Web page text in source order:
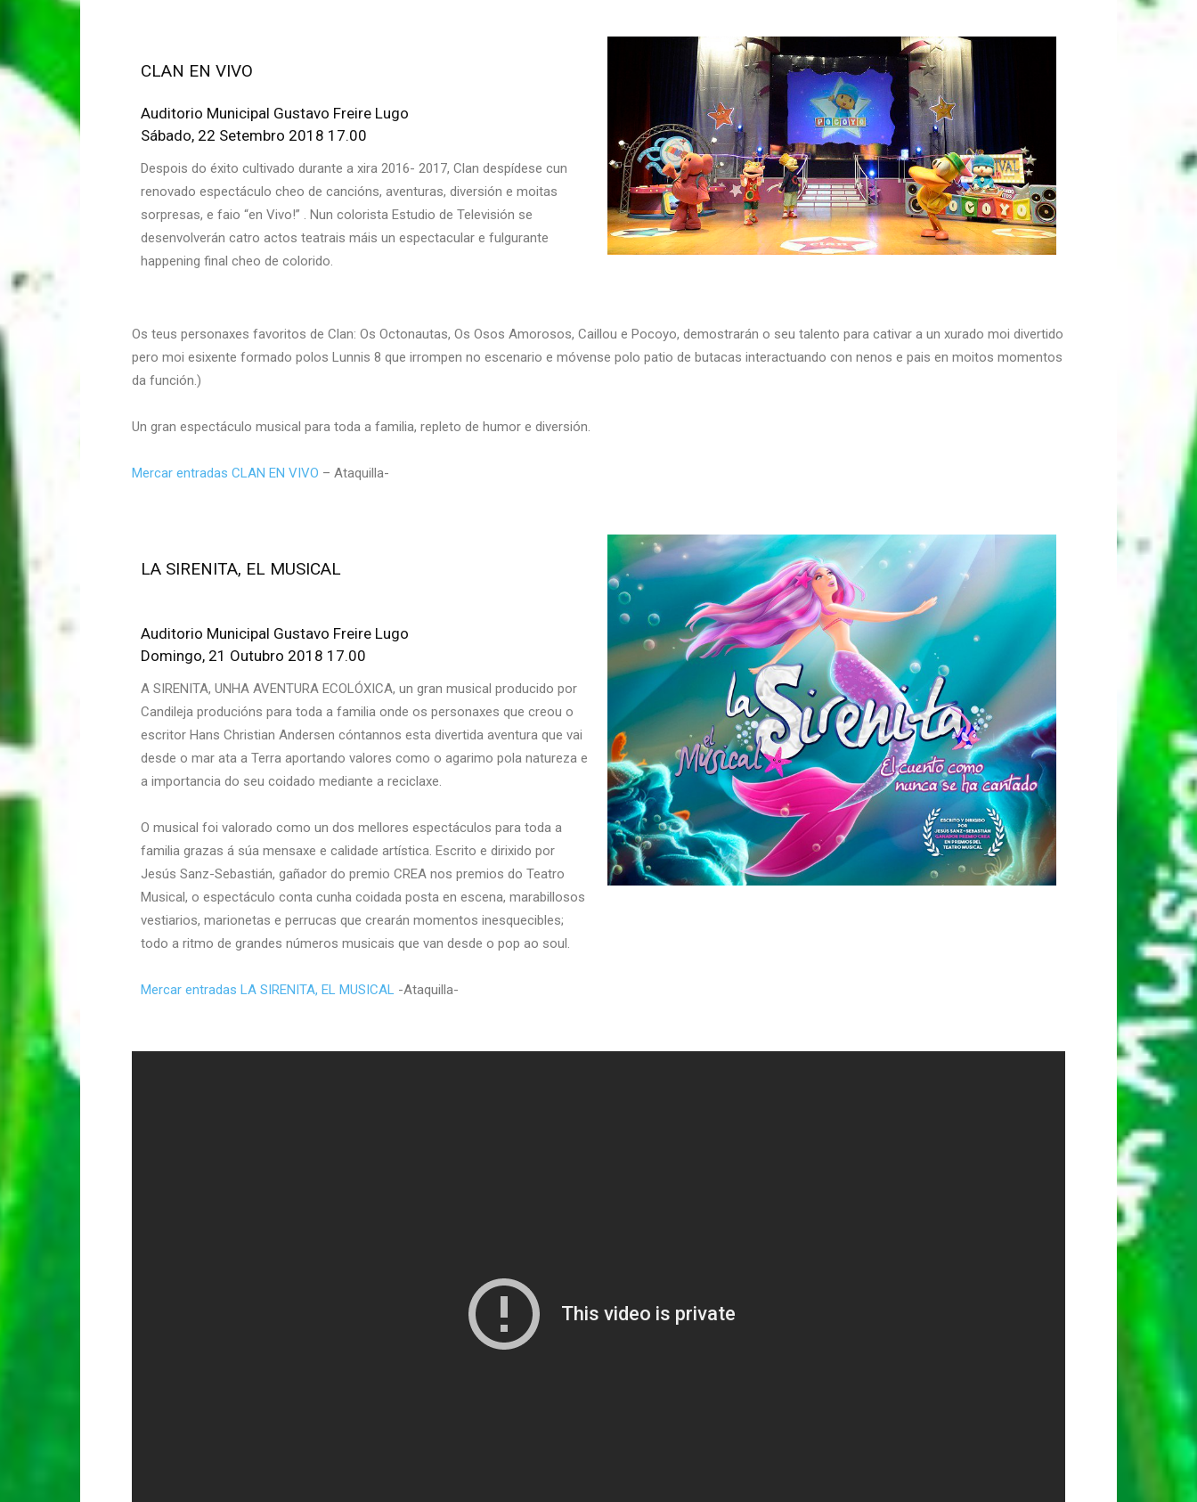
CLAN EN VIVO
Auditorio Municipal Gustavo Freire Lugo
Sábado, 22 Setembro 2018 17.00
Despois do éxito cultivado durante a xira 2016- 2017, Clan despídese cun
renovado espectáculo cheo de cancións, aventuras, diversión e moitas
sorpresas, e faio “en Vivo!” . Nun colorista Estudio de Televisión se
desenvolverán catro actos teatrais máis un espectacular e fulgurante
happening final cheo de colorido.
Os teus personaxes favoritos de Clan: Os Octonautas, Os Osos Amorosos, Caillou e Pocoyo, demostrarán o seu talento para cativar a un xurado moi divertido
pero moi esixente formado polos Lunnis 8 que irrompen no escenario e móvense polo patio de butacas interactuando con nenos e pais en moitos momentos
da función.)
Un gran espectáculo musical para toda a familia, repleto de humor e diversión.
Mercar entradas CLAN EN VIVO – Ataquilla-
LA SIRENITA, EL MUSICAL
​Auditorio Municipal Gustavo Freire Lugo
Domingo, 21 Outubro 2018 17.00
A SIRENITA, UNHA AVENTURA ECOLÓXICA, un gran musical producido por
Candileja producións para toda a familia onde os personaxes que creou o
escritor Hans Christian Andersen cóntannos esta divertida aventura que vai
desde o mar ata a Terra aportando valores como o agarimo pola natureza e
a importancia do seu coidado mediante a reciclaxe.
O musical foi valorado como un dos mellores espectáculos para toda a
familia grazas á súa mensaxe e calidade artística. Escrito e dirixido por
Jesús Sanz-Sebastián, gañador do premio CREA nos premios do Teatro
Musical, o espectáculo conta cunha coidada posta en escena, marabillosos
vestiarios, marionetas e perrucas que crearán momentos inesquecibles;
todo a ritmo de grandes números musicais que van desde o pop ao soul.
Mercar entradas LA SIRENITA, EL MUSICAL -Ataquilla-